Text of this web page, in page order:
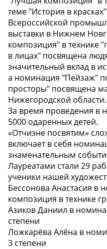
теме "История в
Всероссийской
выставки в Нижнем
композиция" в технике
в лицах" посвящена
значительный вклад в
а номинация "Пейзаж"
просторы" посвящена
Нижегородской области.
За время проведения в
5000 одаренных детей.
«Отчизне посвятим»
включает в себя
знаменательным
Лауреатами стали 29
ученики нашей
Бессонова Анастасия в
композиция в технике
Азиков Даниил в
степени
Ложкарёва Алёна в
3 степени